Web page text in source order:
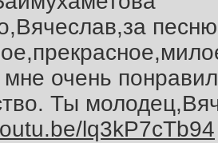
очень
Ты
lq3kP7cTb94